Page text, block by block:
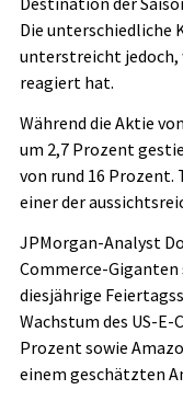
Die unterschiedliche
unterstreicht jedoch,
reagiert hat.
Während die Aktie
um 2,7 Prozent
von rund 16
einer der
JPMorgan-Analyst
Commerce-Giganten
diesjährige
Wachstum des US-
Prozent sowie
einem geschätzten